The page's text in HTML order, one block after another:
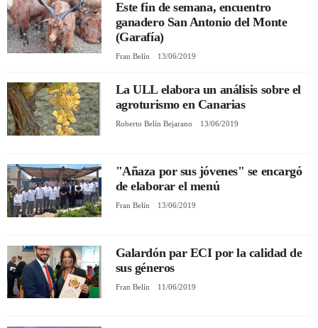
MENÚ DEL DÍA
A CUCHILLO
REGISTRO
INICIAR SESIÓN
Este fin de semana, encuentro
ganadero San Antonio del Monte
(Garafía)
Fran Belín 13/06/2019
La ULL elabora un análisis sobre el
agroturismo en Canarias
Roberto Belín Bejarano 13/06/2019
"Añaza por sus jóvenes" se encargó
de elaborar el menú
Fran Belín 13/06/2019
Galardón par ECI por la calidad de
sus géneros
Fran Belín 11/06/2019